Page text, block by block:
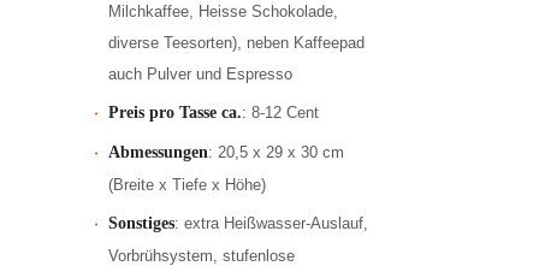
Milchkaffee, Heisse Schokolade,
diverse Teesorten), neben Kaffeepad
auch Pulver und Espresso
Preis pro Tasse ca.: 8-12 Cent
Abmessungen: 20,5 x 29 x 30 cm
(Breite x Tiefe x Höhe)
Sonstiges: extra Heißwasser-Auslauf,
Vorbrühsystem, stufenlose